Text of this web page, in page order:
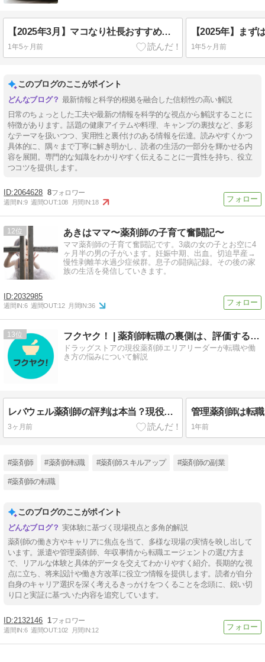
【2025年3月】マコなり社長おすすめの「よいときOne」がAmazonで最大47%オフ！急げ！～薬剤師が科学的エビデンスとともに解説～
1年5ヶ月前 1年5ヶ月前
このブログのここがポイント
最新情報と科学的根拠を融合した信頼性の高い解説
日常のちょっとした工夫や最新の情報を科学的な視点から解説することに
特徴があります。話題の健康アイテムや料理、キャンプの裏技など、多彩
なテーマを扱いつつ、実用性と裏付けのある情報を伝達。読みやすくかつ
具体的に、隅々まで丁寧に解き明かし、読者の生活の一部分を輝かせる内
容を展開。専門的な知識をわかりやすく伝えることに一貫性を持ち、役立
つコツを提供します。
2064628 8
週間IN:9 週間OUT:108 月間IN:18
12 あきはママ〜薬剤師の子育て奮闘記〜
ママ薬剤師の子育て奮闘記です。3歳の女の子とお空に4
ヶ月半の男の子がいます。妊娠中期、出血。切迫早産→
慢性剥離羊水過少症候群。息子の闘病記録。その後の家
族の生活を発信していきます。
2032985
週間IN:6 週間OUT:12 月間IN:36
13 フクヤク！ | 薬剤師転職の裏側は、評価する側に聞け。
ドラッグストアの現役薬剤師エリアリーダーが転職や働
き方の悩みについて解説
レバウェル薬剤師の評判は本当？現役リーダーが3つの強みを解説
3ヶ月前 1年前
#薬剤師 #薬剤師転職 #薬剤師スキルアップ #薬剤師の副業
#薬剤師の転職
このブログのここがポイント
実体験に基づく現場視点と多角的解説
薬剤師の働き方やキャリアに焦点を当て、多様な現場の実情を映し出して
います。派遣や管理薬剤師、年収事情から転職エージェントの選び方ま
で、リアルな体験と具体的データを交えてわかりやすく紹介。長期的な視
点に立ち、将来設計や働き方改革に役立つ情報を提供します。読者が自分
自身のキャリア選択を深く考えるきっかけをつくることを念頭に、鋭い切
り口と実証に基づいた内容を追究しています。
2132146 1
週間IN:6 週間OUT:102 月間IN:12